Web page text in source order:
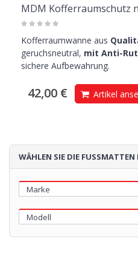
MDM Kofferraumschutz
Kofferraumwanne aus
geruchsneutral, mit Anti-
sichere Aufbewahrung.
42,00 € Artikel
WÄHLEN SIE DIE FUSSMATTEN